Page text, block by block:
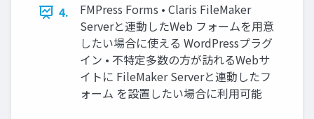
4.
FMPress Forms • Claris FileMaker
Serverと連動したWeb フォームを用意
したい場合に使える WordPressプラグ
イン • 不特定多数の方が訪れるWebサ
イトに FileMaker Serverと連動したフ
ォーム を設置したい場合に利用可能